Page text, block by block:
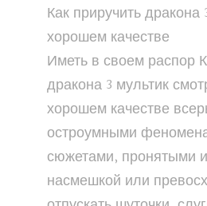
Как приручить
хорошем качестве
Иметь в своем распор
дракона 3 мультик
хорошем качестве
остроумными
сюжетами, пронятыми
насмешкой или